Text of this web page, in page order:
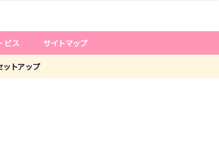
ビス
サイトマップ
トアップ